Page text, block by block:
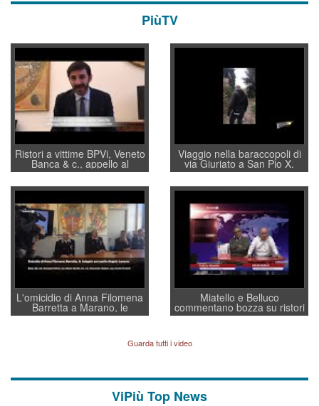
PiùTV
Ristori a vittime BPVi, Veneto
Banca & c., appello al
sottosegretario Alessio
Villarosa: per mettere ordine
convochi con Di Maio CNCU
a supporto della cabina di
regia al Mef
Viaggio nella baraccopoli di
via Giuriato a San Pio X.
Vicenza ai Vicentini: “faremo
un regalo di Natale ai
residenti”
L'omicidio di Anna Filomena
Barretta a Marano, le
indagini dei carabinieri di
quelle di... Barbara D'Urso
Miatello e Belluco
commentano bozza su ristori
BPVi e Veneto Banca
Guarda tutti i video
ViPiù Top News